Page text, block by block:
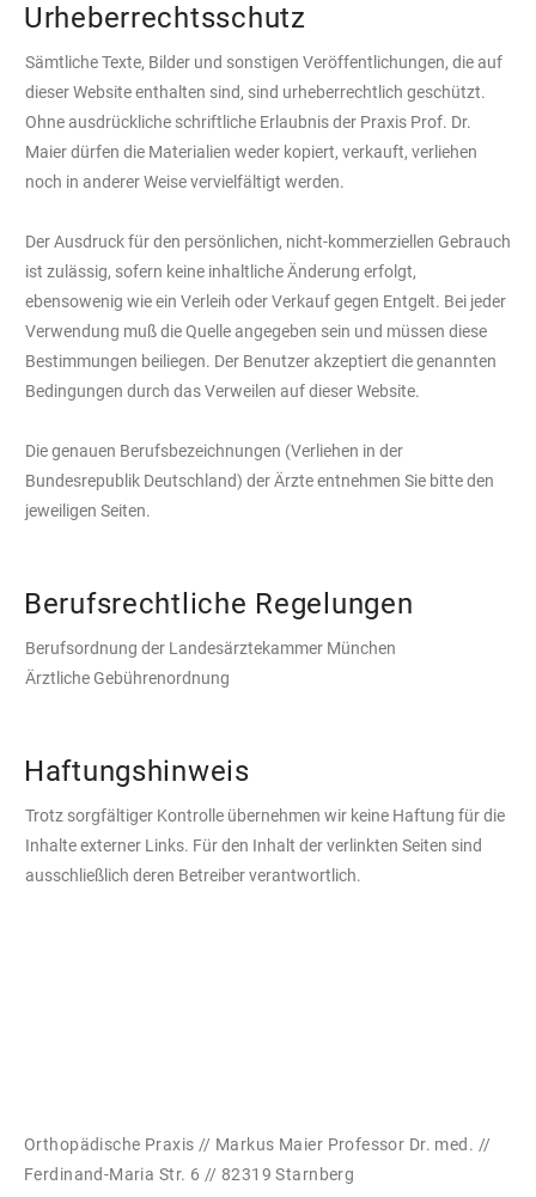
Urheberrechtsschutz
Sämtliche Texte, Bilder und sonstigen Veröffentlichungen, die auf
dieser Website enthalten sind, sind urheberrechtlich geschützt.
Ohne ausdrückliche schriftliche Erlaubnis der Praxis Prof. Dr.
Maier dürfen die Materialien weder kopiert, verkauft, verliehen
noch in anderer Weise vervielfältigt werden.
Der Ausdruck für den persönlichen, nicht-kommerziellen Gebrauch
ist zulässig, sofern keine inhaltliche Änderung erfolgt,
ebensowenig wie ein Verleih oder Verkauf gegen Entgelt. Bei jeder
Verwendung muß die Quelle angegeben sein und müssen diese
Bestimmungen beiliegen. Der Benutzer akzeptiert die genannten
Bedingungen durch das Verweilen auf dieser Website.
Die genauen Berufsbezeichnungen (Verliehen in der
Bundesrepublik Deutschland) der Ärzte entnehmen Sie bitte den
jeweiligen Seiten.
Berufsrechtliche Regelungen
Berufsordnung der Landesärztekammer München
Ärztliche Gebührenordnung
Haftungshinweis
Trotz sorgfältiger Kontrolle übernehmen wir keine Haftung für die
Inhalte externer Links. Für den Inhalt der verlinkten Seiten sind
ausschließlich deren Betreiber verantwortlich.
Orthopädische Praxis // Markus Maier Professor Dr. med. //
Ferdinand-Maria Str. 6 // 82319 Starnberg